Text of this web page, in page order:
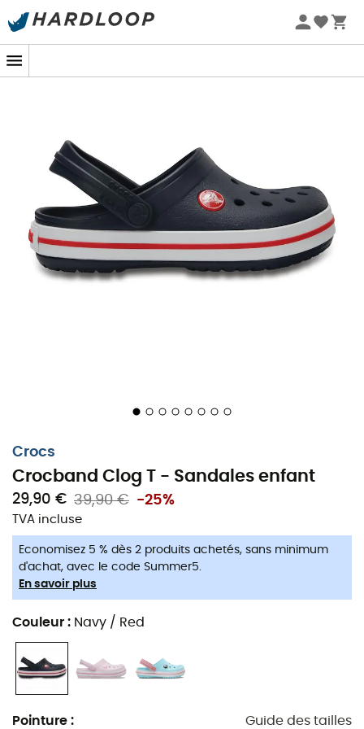
Promos d'été 🔥 -5 % EXTRA dès 2 produits* code Summer5
-5% Extra - Code Summer5
Crocs
Crocband Clog T - Sandales enfant
29,90 € 39,90 € -25%
TVA incluse
Economisez 5 % dès 2 produits achetés, sans minimum
d'achat, avec le code Summer5.
En savoir plus
Couleur : Navy / Red
Pointure : Guide des tailles
Des indispensables pour jouer dehors !
Découvrez lessandales Crocband Clog T
emblématique qui combine confort et amorti.
collection Crocband™ qui possède une confection en
résine Croslite™. Confortables, dynamiques et très
faciles à enfiler, ces sandales sont de véritables